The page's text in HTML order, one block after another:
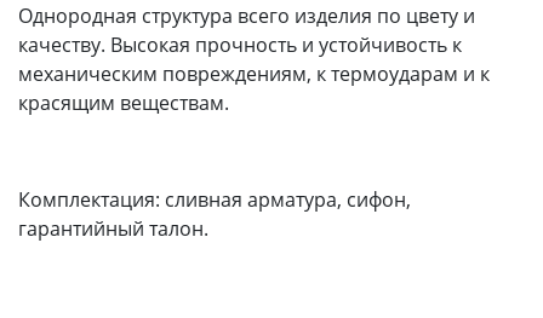
Однородная структура всего изделия по цвету и
качеству. Высокая прочность и устойчивость к
механическим повреждениям, к термоударам и к
красящим веществам.
Комплектация: сливная арматура, сифон,
гарантийный талон.